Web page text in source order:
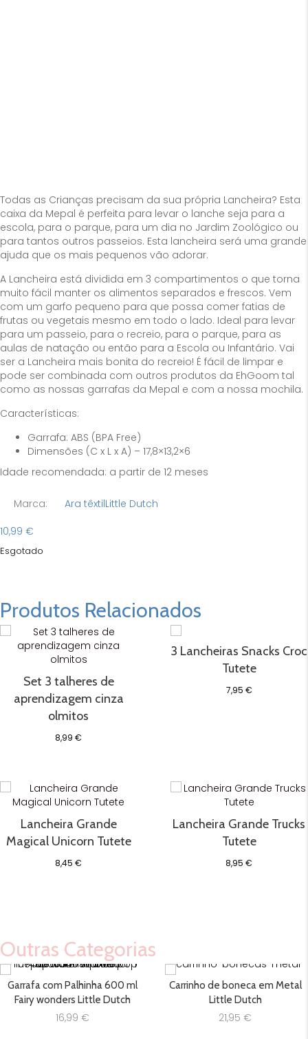
Todas as Crianças precisam da sua própria Lancheira? Esta
caixa da Mepal é perfeita para levar o lanche seja para a
escola, para o parque, para um dia no Jardim Zoológico ou
para tantos outros passeios. Esta lancheira será uma grande
ajuda que os mais pequenos vão adorar.
A Lancheira está dividida em 3 compartimentos o que torna
muito fácil manter os alimentos separados e frescos. Vem
com um garfo pequeno para que possa comer fatias de
frutas ou vegetais mesmo em todo o lado. Ideal para levar
para um passeio, para o recreio, para o parque, para as
aulas de natação ou então para a Escola ou Infantário. Vai
ser a Lancheira mais bonita do recreio! É fácil de limpar e
pode ser combinada com outros produtos da EhGoom tal
como as nossas garrafas da Mepal e com a nossa mochila.
Características:
Garrafa: ABS (BPA Free)
Dimensões (C x L x A) – 17,8×13,2×6
Idade recomendada: a partir de 12 meses
Marca: Ara têxtilLittle Dutch
10,99 €
Esgotado
Produtos Relacionados
Set 3 talheres de
aprendizagem cinza
olmitos
8,99€
3 Lancheiras Snacks Croc
Tutete
7,95 €
Lancheira Grande
Magical Unicorn Tutete
8,45€
Lancheira Grande Trucks
Tutete
8,95€
Outras Categorias
Garrafa com Palhinha 600 ml
Fairy wonders Little Dutch
16,99 €
Carrinho de boneca em Metal
Little Dutch
21,95 €